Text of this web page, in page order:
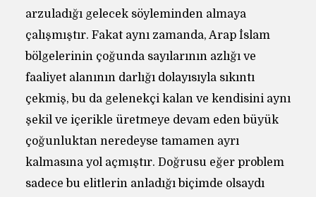
arzuladığı gelecek söyleminden almaya
çalışmıştır. Fakat aynı zamanda, Arap İslam
bölgelerinin çoğunda sayılarının azlığı ve
faaliyet alanının darlığı dolayısıyla sıkıntı
çekmiş, bu da gelenekçi kalan ve kendisini aynı
şekil ve içerikle üretmeye devam eden büyük
çoğunluktan neredeyse tamamen ayrı
kalmasına yol açmıştır. Doğrusu eğer problem
sadece bu elitlerin anladığı biçimde olsaydı